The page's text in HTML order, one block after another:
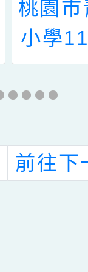
桃園
小學
兒童
政人
前往下